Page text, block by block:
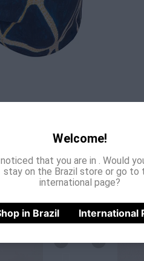
Welcome!
that you are in
. Would
stay on the Brazil store or go to
international page?
in Brazil International
LOOP ESCALA TOP LENÇO